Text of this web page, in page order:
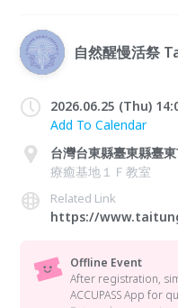
自然醒慢活祭
2026.06.25 (Thu)
Add To Calendar
台灣台東縣臺東縣臺
療癒基地１Ｆ教室
Related Link
https://
Offline Event
After registration,
ACCUPASS App for